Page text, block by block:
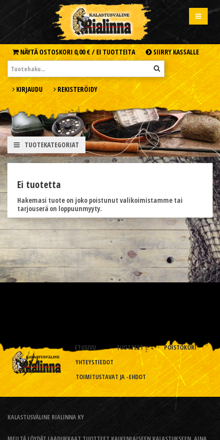
NÄYTÄ OSTOSKORI 0,00 € / EI TUOTTEITA SIIRRY KASSALLE
KIRJAUDU REKISTERÖIDY
TUOTEKATEGORIAT
Ei tuotetta
Hakemasi tuote on joko poistunut valikoimistamme tai
tarjouserä on loppuunmyyty.
ETUSIVU TUOTTEET
POISTOKORI
YHTEYSTIEDOT
TOIMITUSTAVAT JA -EHDOT
KALASTUSVÄLINE RIALINNA KY